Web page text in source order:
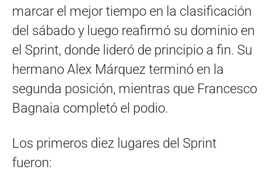
marcar el mejor tiempo en la clasificación
del sábado y luego reafirmó su dominio en
el Sprint, donde lideró de principio a fin. Su
hermano Alex Márquez terminó en la
segunda posición, mientras que Francesco
Bagnaia completó el podio.
Los primeros diez lugares del Sprint
fueron: